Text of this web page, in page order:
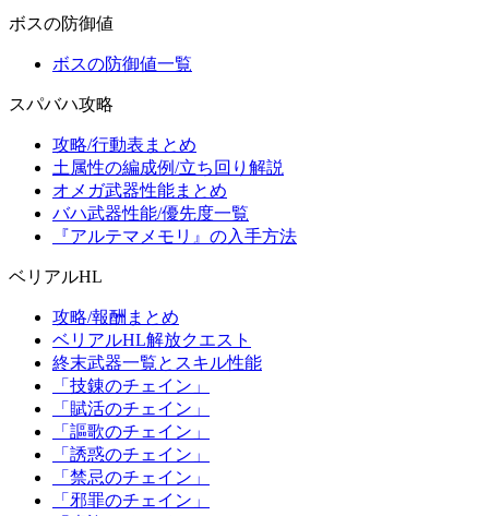
ボスの防御値
ボスの防御値一覧
スパバハ攻略
攻略/行動表まとめ
土属性の編成例/立ち回り解説
オメガ武器性能まとめ
バハ武器性能/優先度一覧
『アルテマメモリ』の入手方法
ベリアルHL
攻略/報酬まとめ
ベリアルHL解放クエスト
終末武器一覧とスキル性能
「技錬のチェイン」
「賦活のチェイン」
「謳歌のチェイン」
「誘惑のチェイン」
「禁忌のチェイン」
「邪罪のチェイン」